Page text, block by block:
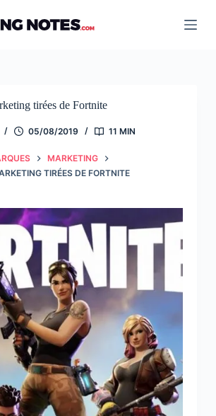
tirées de Fortnite
05/08/2019 11 MIN
MARKETING
TIRÉES DE FORTNITE